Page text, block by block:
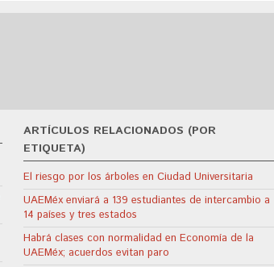
ARTÍCULOS RELACIONADOS (POR
ETIQUETA)
El riesgo por los árboles en Ciudad Universitaria
UAEMéx enviará a 139 estudiantes de intercambio a
14 países y tres estados
Habrá clases con normalidad en Economía de la
UAEMéx; acuerdos evitan paro